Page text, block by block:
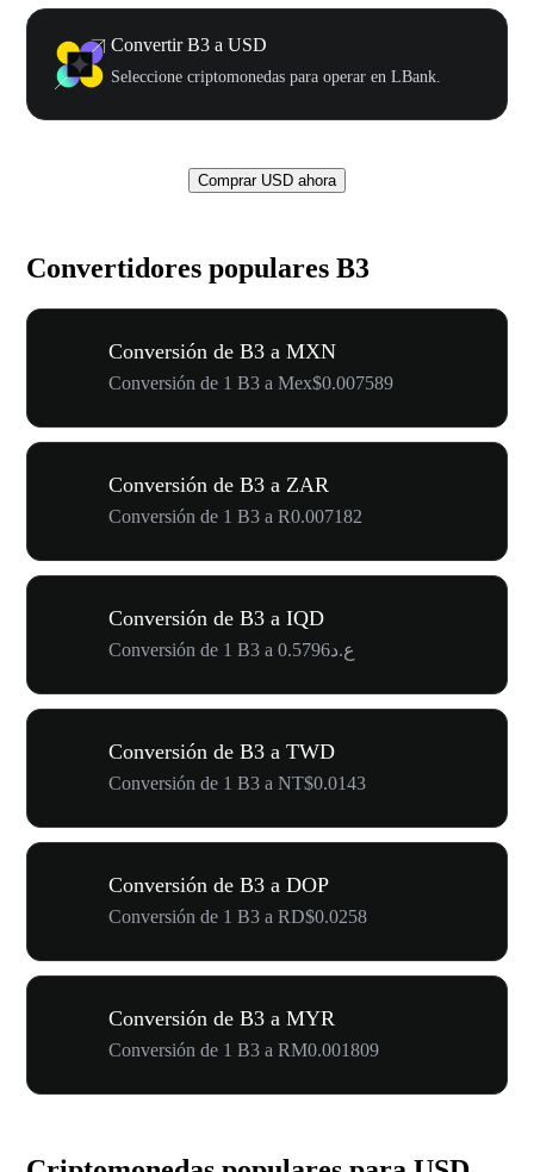
Convertir B3 a USD
Seleccione criptomonedas para operar en LBank.
Comprar USD ahora
Convertidores populares B3
Conversión de B3 a MXN
Conversión de 1 B3 a Mex$0.007589
Conversión de B3 a ZAR
Conversión de 1 B3 a R0.007182
Conversión de B3 a IQD
Conversión de 1 B3 a ع.د0.5796
Conversión de B3 a TWD
Conversión de 1 B3 a NT$0.0143
Conversión de B3 a DOP
Conversión de 1 B3 a RD$0.0258
Conversión de B3 a MYR
Conversión de 1 B3 a RM0.001809